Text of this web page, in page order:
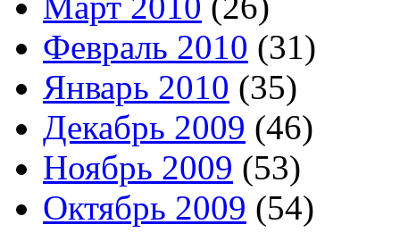
Февраль 2010 (31)
Январь 2010 (35)
Декабрь 2009 (46)
Ноябрь 2009 (53)
Октябрь 2009 (54)